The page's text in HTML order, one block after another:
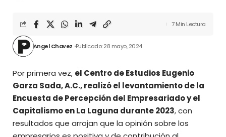
Angel Chavez Publicado: 28 mayo, 2024
7 Min Lectura
Por primera vez, el Centro de Estudios Eugenio
Garza Sada, A.C., realizó el levantamiento de la
Encuesta de Percepción del Empresariado y el
Capitalismoen La Laguna durante 2023, con
resultados que arrojan que la opinión sobre los